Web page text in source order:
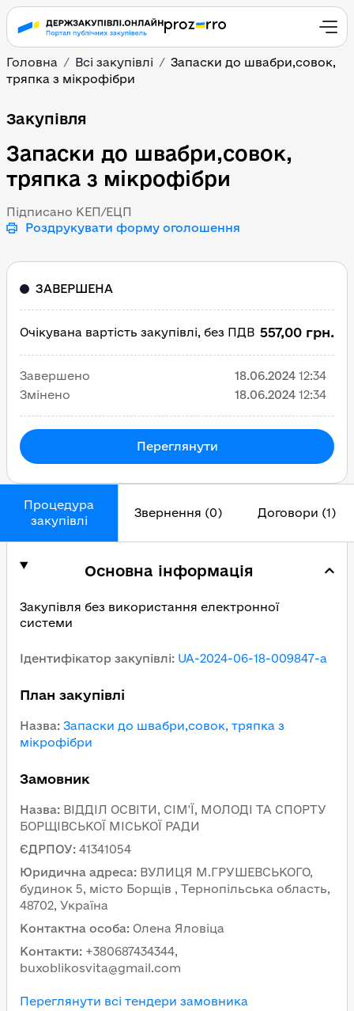
Головна Всі закупівлі
Запаски до швабри,совок,
тряпка з мікрофібри
Запаски до
Закупівля
Запаски до швабри,совок,
тряпка з мікрофібри
Підписано КЕП/ЕЦП
Роздрукувати форму оголошення
Процедура
закупівлі
Звернення (0) Договори (1)
Основна інформація
Закупівля без використання електронної
системи
Ідентифікатор закупівлі: UA-2024-06-18-009847-a
План закупівлі
Назва: Запаски до швабри,совок, тряпка з
мікрофібри
Замовник
Назва: ВІДДІЛ ОСВІТИ, СІМ'Ї, МОЛОДІ ТА СПОРТУ
БОРЩІВСЬКОЇ МІСЬКОЇ РАДИ
ЄДРПОУ: 41341054
Юридична адреса: ВУЛИЦЯ М.ГРУШЕВСЬКОГО,
будинок 5, місто Борщів , Тернопільська область,
48702, Україна
Контактна особа: Олена Яловіца
Контакти: +380687434344,
buxoblikosvita@gmail.com
Переглянути всі тендери замовника
ЗАВЕРШЕНА
Очікувана вартість закупівлі, без ПДВ 557,00 грн.
Завершено 18.06.2024 12:34
Змінено
18.06.2024 12:34
Переглянути